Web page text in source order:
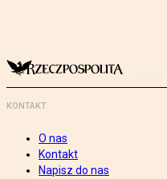
KONTAKT
O nas
Kontakt
Napisz do nas